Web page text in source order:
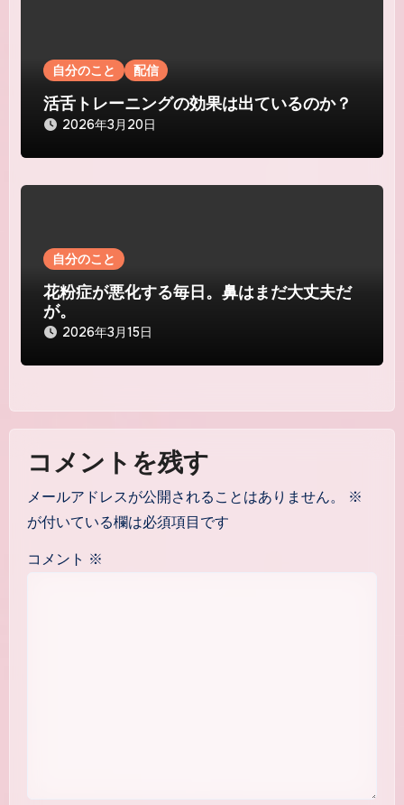
自分のこと 配信
活舌トレーニングの効果は出ているのか？
2026年3月20日
自分のこと
花粉症が悪化する毎日。鼻はまだ大丈夫だ
が。
2026年3月15日
コメントを残す
メールアドレスが公開されることはありません。
※
が付いている欄は必須項目です
コメント ※